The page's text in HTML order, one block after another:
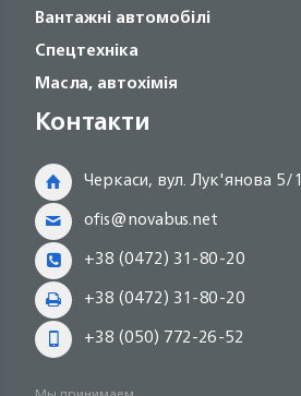
Вантажні автомобілі
Спецтехніка
Масла, автохімія
Контакти
Черкаси, вул. Лук'янова 5/1
ofis@novabus.net
+38 (0472) 31-80-20
+38 (0472) 31-80-20
+38 (050) 772-26-52